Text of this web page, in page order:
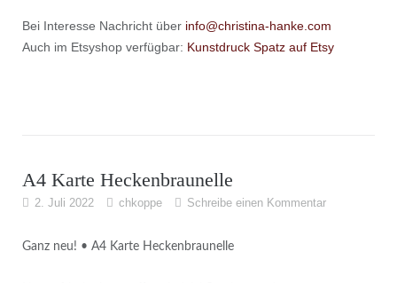
Bei Interesse Nachricht über info@christina-hanke.com
Auch im Etsyshop verfügbar: Kunstdruck Spatz auf Etsy
A4 Karte Heckenbraunelle
2. Juli 2022 chkoppe Schreibe einen Kommentar
Ganz neu! • A4 Karte Heckenbraunelle